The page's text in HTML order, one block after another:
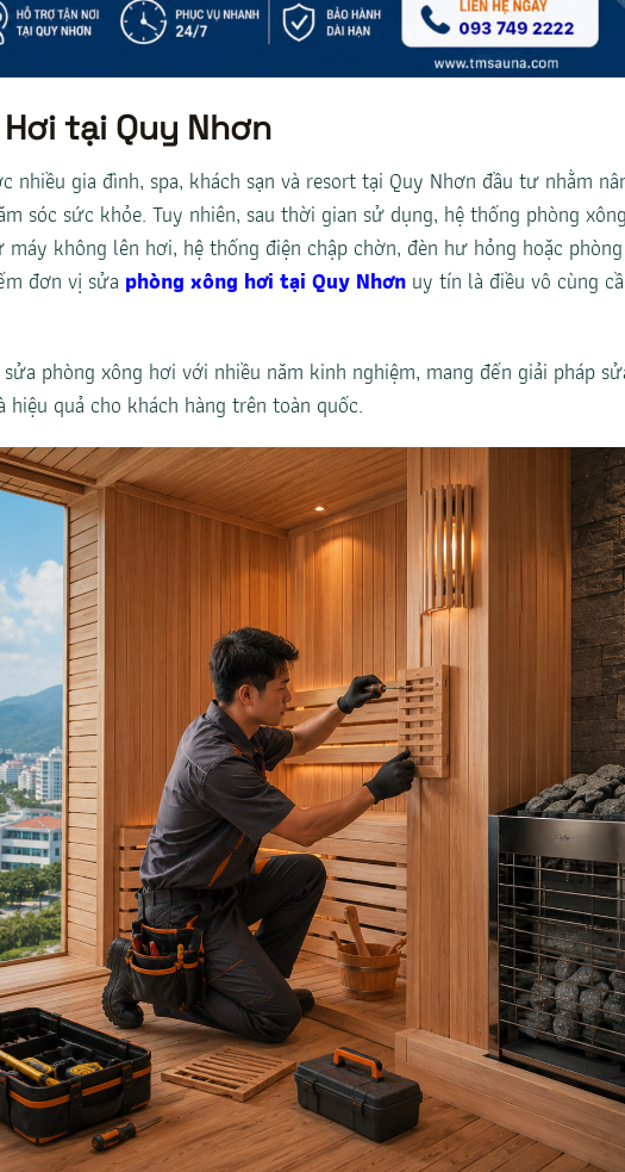
tại Quy Nhơn
nhiều gia đình, spa, khách sạn và resort tại Quy Nhơn đầu tư nhằm
sóc sức khỏe. Tuy nhiên, sau thời gian sử dụng, hệ thống phòng
không lên hơi, hệ thống điện chập chờn, đèn hư hỏng hoặc
đơn vị sửa phòng xông hơi tại Quy Nhơn uy tín là điều vô cùng
phòng xông hơi với nhiều năm kinh nghiệm, mang đến giải pháp
quả cho khách hàng trên toàn quốc.